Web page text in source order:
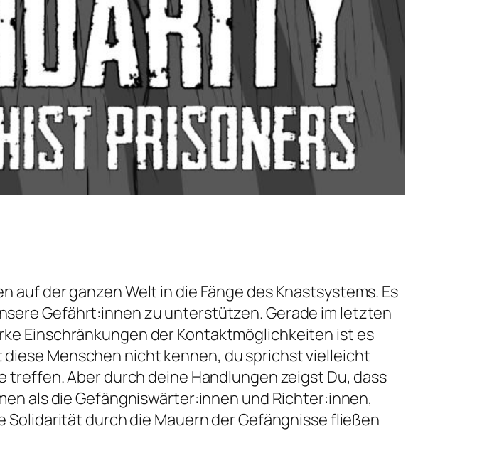
der ganzen Welt in die Fänge des Knastsystems. Es
Gefährt:innen zu unterstützen. Gerade im letzten
Einschränkungen der Kontaktmöglichkeiten ist es
Menschen nicht kennen, du sprichst vielleicht
Aber durch deine Handlungen zeigst Du, dass
als die Gefängniswärter:innen und Richter:innen,
Solidarität durch die Mauern der Gefängnisse fließen